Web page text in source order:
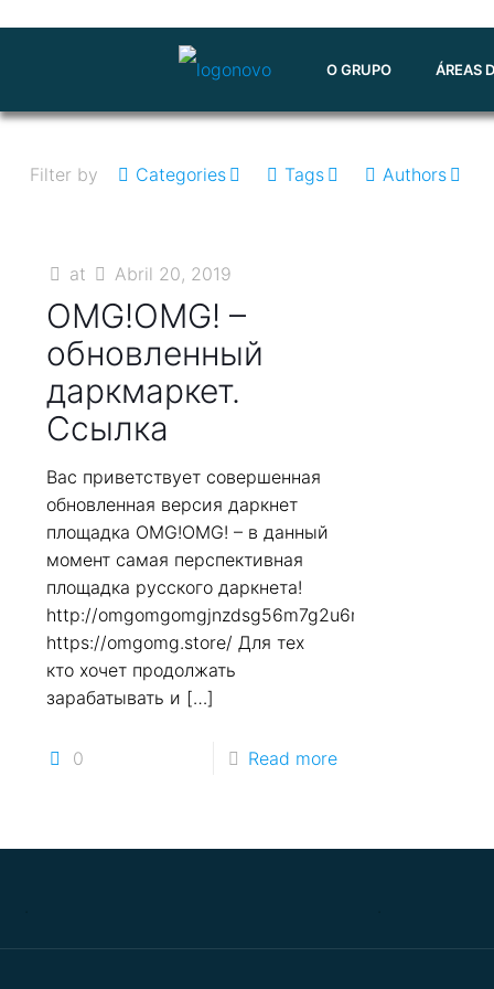
O GRUPO ÁREAS
Filter by Categories Tags Authors
at Abril 20, 2019
OMG!OMG! –
обновленный
даркмаркет.
Ссылка
Вас приветствует совершенная
обновленная версия даркнет
площадка OMG!OMG! – в данный
момент самая перспективная
площадка русского даркнета!
http://
https://omgomg.store/ Для тех
кто хочет продолжать
зарабатывать и […]
0 Read more